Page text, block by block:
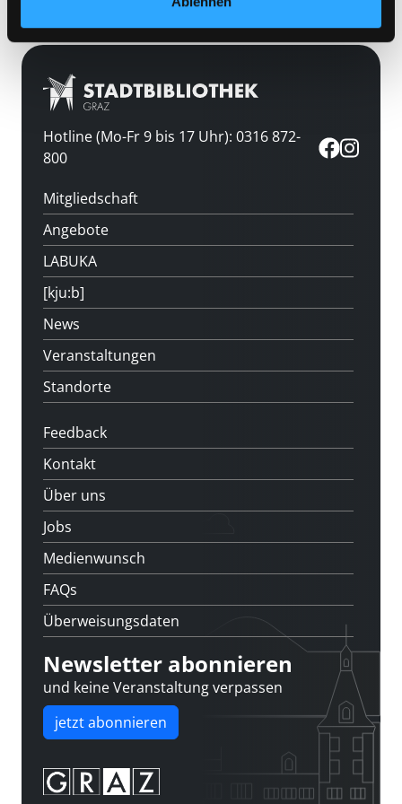
Hotline (Mo-Fr 9 bis 17 Uhr): 0316 872-
800
Mitgliedschaft
Angebote
LABUKA
[kju:b]
News
Veranstaltungen
Standorte
Feedback
Kontakt
Über uns
Jobs
Medienwunsch
FAQs
Überweisungsdaten
Newsletter abonnieren
und keine Veranstaltung verpassen
jetzt abonnieren